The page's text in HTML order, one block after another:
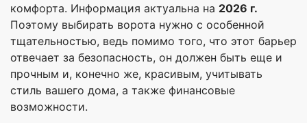
комфорта. Информация актуальна на 2026 г.
Поэтому выбирать ворота нужно с особенной
тщательностью, ведь помимо того, что этот барьер
отвечает за безопасность, он должен быть еще и
прочным и, конечно же, красивым, учитывать
стиль вашего дома, а также финансовые
возможности.